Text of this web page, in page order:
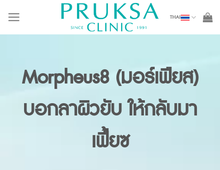
content
THAI
Morpheus8 (มอร์เฟียส)
บอกลาผิวยับ ให้กลับมา
เฟี้ยซ